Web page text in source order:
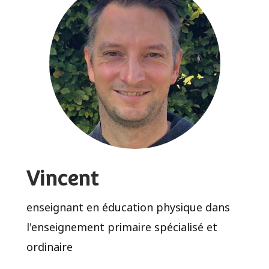
Vincent
enseignant en éducation physique dans
l'enseignement primaire spécialisé et
ordinaire